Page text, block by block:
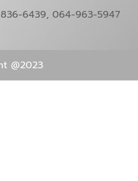
6439, 064-963-5947
@2023